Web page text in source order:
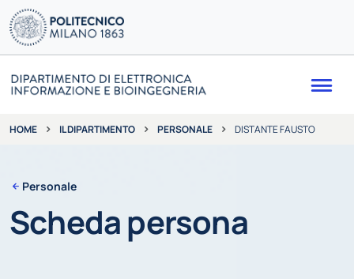
HOME IL DIPARTIMENTO PERSONALE DISTANTE FAUSTO
Personale
Scheda persona